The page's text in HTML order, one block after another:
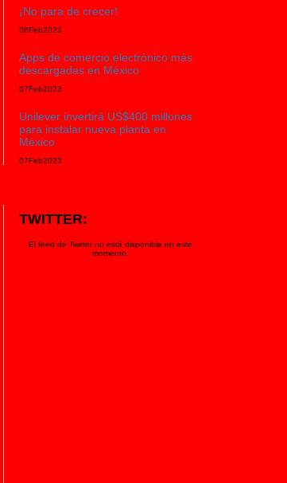
¡No para de crecer!
08Feb2023
Apps de comercio electrónico más
descargadas en México
07Feb2023
Unilever invertirá US$400 millones
para instalar nueva planta en
México
07Feb2023
TWITTER:
El feed de Twitter no está disponible en este
momento.